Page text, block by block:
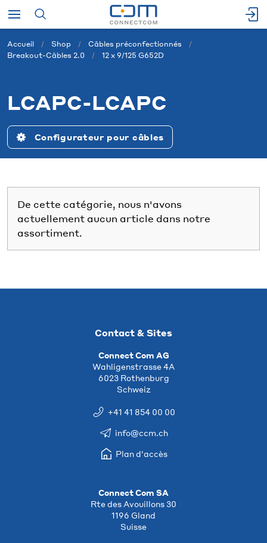
Accueil Shop
Câbles préconfectionnés
Breakout-Câbles 2.0
12 x 9/125 G652D
LCAPC-LCAPC
Configurateur pour câbles
De cette catégorie, nous n'avons
actuellement aucun article dans notre
assortiment.
Contact & Sites
Connect Com AG
Wahligenstrasse 4A
6023 Rothenburg
Schweiz
+41 41 854 00 00
info@ccm.ch
Plan d'accès
Connect Com SA
Rte des Avouillons 30
1196 Gland
Suisse